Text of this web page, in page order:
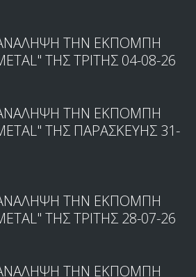
ΤΗΝ ΕΚΠΟΜΠΗ
ΤΗΣ ΤΡΙΤΗΣ 04-08-26
ΤΗΝ ΕΚΠΟΜΠΗ
ΤΗΣ ΠΑΡΑΣΚΕΥΗΣ 31-
ΤΗΝ ΕΚΠΟΜΠΗ
ΤΗΣ ΤΡΙΤΗΣ 28-07-26
ΤΗΝ ΕΚΠΟΜΠΗ